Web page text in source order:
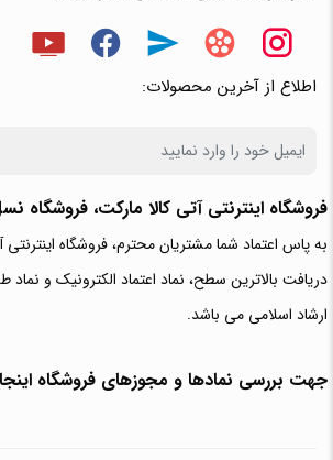
اطلاع از آخرین محصولات:
فروشگاه اینترنتی آتی‌ کالا مارکت، فروشگاه
به پاس اعتماد شما مشتریان محترم، فروشگاه اینترنتی
دریافت بالاترین سطح، نماد اعتماد الکترونیک و
ارشاد اسلامی می باشد.
جهت بررسی نمادها و مجوزهای فروشگاه